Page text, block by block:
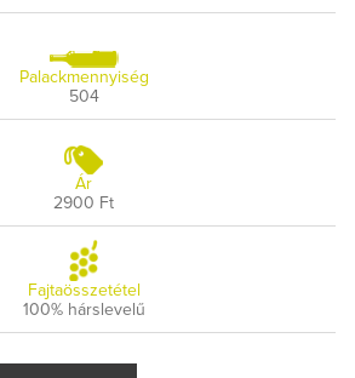
Palackmennyiség
504
Ár
2900 Ft
Fajtaösszetétel
100% hárslevelű